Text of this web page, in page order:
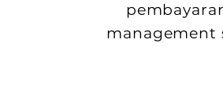
management